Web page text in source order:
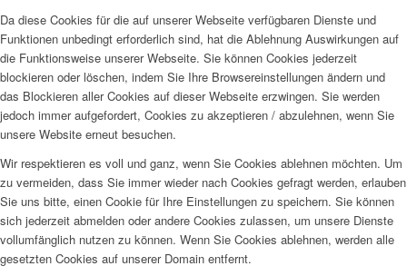
Da diese Cookies für die auf unserer Webseite verfügbaren Dienste und
Funktionen unbedingt erforderlich sind, hat die Ablehnung Auswirkungen auf
die Funktionsweise unserer Webseite. Sie können Cookies jederzeit
blockieren oder löschen, indem Sie Ihre Browsereinstellungen ändern und
das Blockieren aller Cookies auf dieser Webseite erzwingen. Sie werden
jedoch immer aufgefordert, Cookies zu akzeptieren / abzulehnen, wenn Sie
unsere Website erneut besuchen.
Wir respektieren es voll und ganz, wenn Sie Cookies ablehnen möchten. Um
zu vermeiden, dass Sie immer wieder nach Cookies gefragt werden, erlauben
Sie uns bitte, einen Cookie für Ihre Einstellungen zu speichern. Sie können
sich jederzeit abmelden oder andere Cookies zulassen, um unsere Dienste
vollumfänglich nutzen zu können. Wenn Sie Cookies ablehnen, werden alle
gesetzten Cookies auf unserer Domain entfernt.